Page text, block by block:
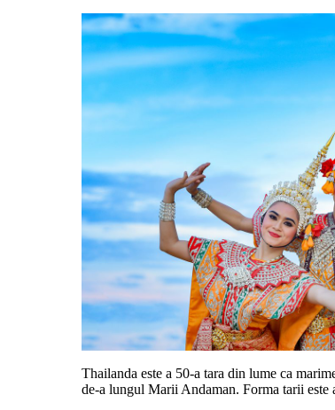
Thailanda este a 50-a tara din lume ca
de-a lungul Marii Andaman. Forma tarii este